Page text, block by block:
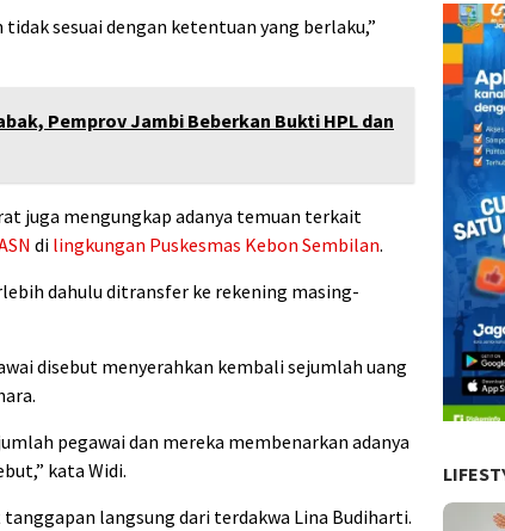
sesuai dengan ketentuan yang berlaku,”
Pemprov Jambi Beberkan Bukti HPL dan
juga mengungkap adanya temuan terkait
di lingkungan Puskesmas Kebon Sembilan.
dahulu ditransfer ke rekening masing-
disebut menyerahkan kembali sejumlah uang
pegawai dan mereka membenarkan adanya
kata Widi.
langsung dari terdakwa Lina Budiharti.